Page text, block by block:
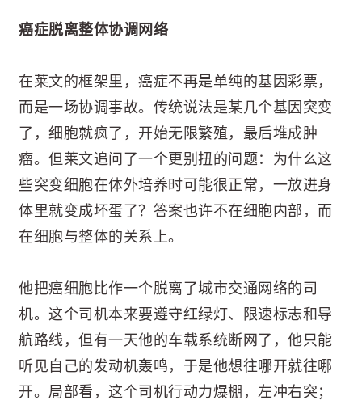
癌症脱离整体协调网络
在莱文的框架里，癌症不再是单纯的基因彩票，
而是一场协调事故。传统说法是某几个基因突变
了，细胞就疯了，开始无限繁殖，最后堆成肿
瘤。但莱文追问了一个更别扭的问题：为什么这
些突变细胞在体外培养时可能很正常，一放进身
体里就变成坏蛋了？答案也许不在细胞内部，而
在细胞与整体的关系上。
他把癌细胞比作一个脱离了城市交通网络的司
机。这个司机本来要遵守红绿灯、限速标志和导
航路线，但有一天他的车载系统断网了，他只能
听见自己的发动机轰鸣，于是他想往哪开就往哪
开。局部看，这个司机行动力爆棚，左冲右突；